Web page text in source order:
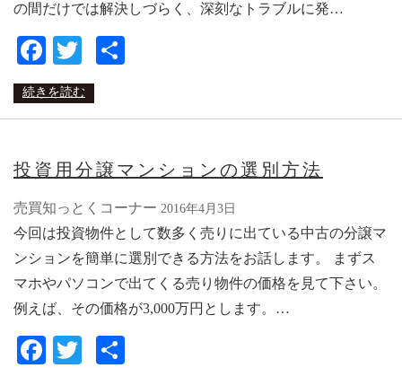
の間だけでは解決しづらく、深刻なトラブルに発…
Facebook
Twitter
続きを読む
投資用分譲マンションの選別方法
売買知っとくコーナー 2016年4月3日
今回は投資物件として数多く売りに出ている中古の分譲マ
ンションを簡単に選別できる方法をお話します。 まずス
マホやパソコンで出てくる売り物件の価格を見て下さい。
例えば、その価格が3,000万円とします。…
Facebook
Twitter